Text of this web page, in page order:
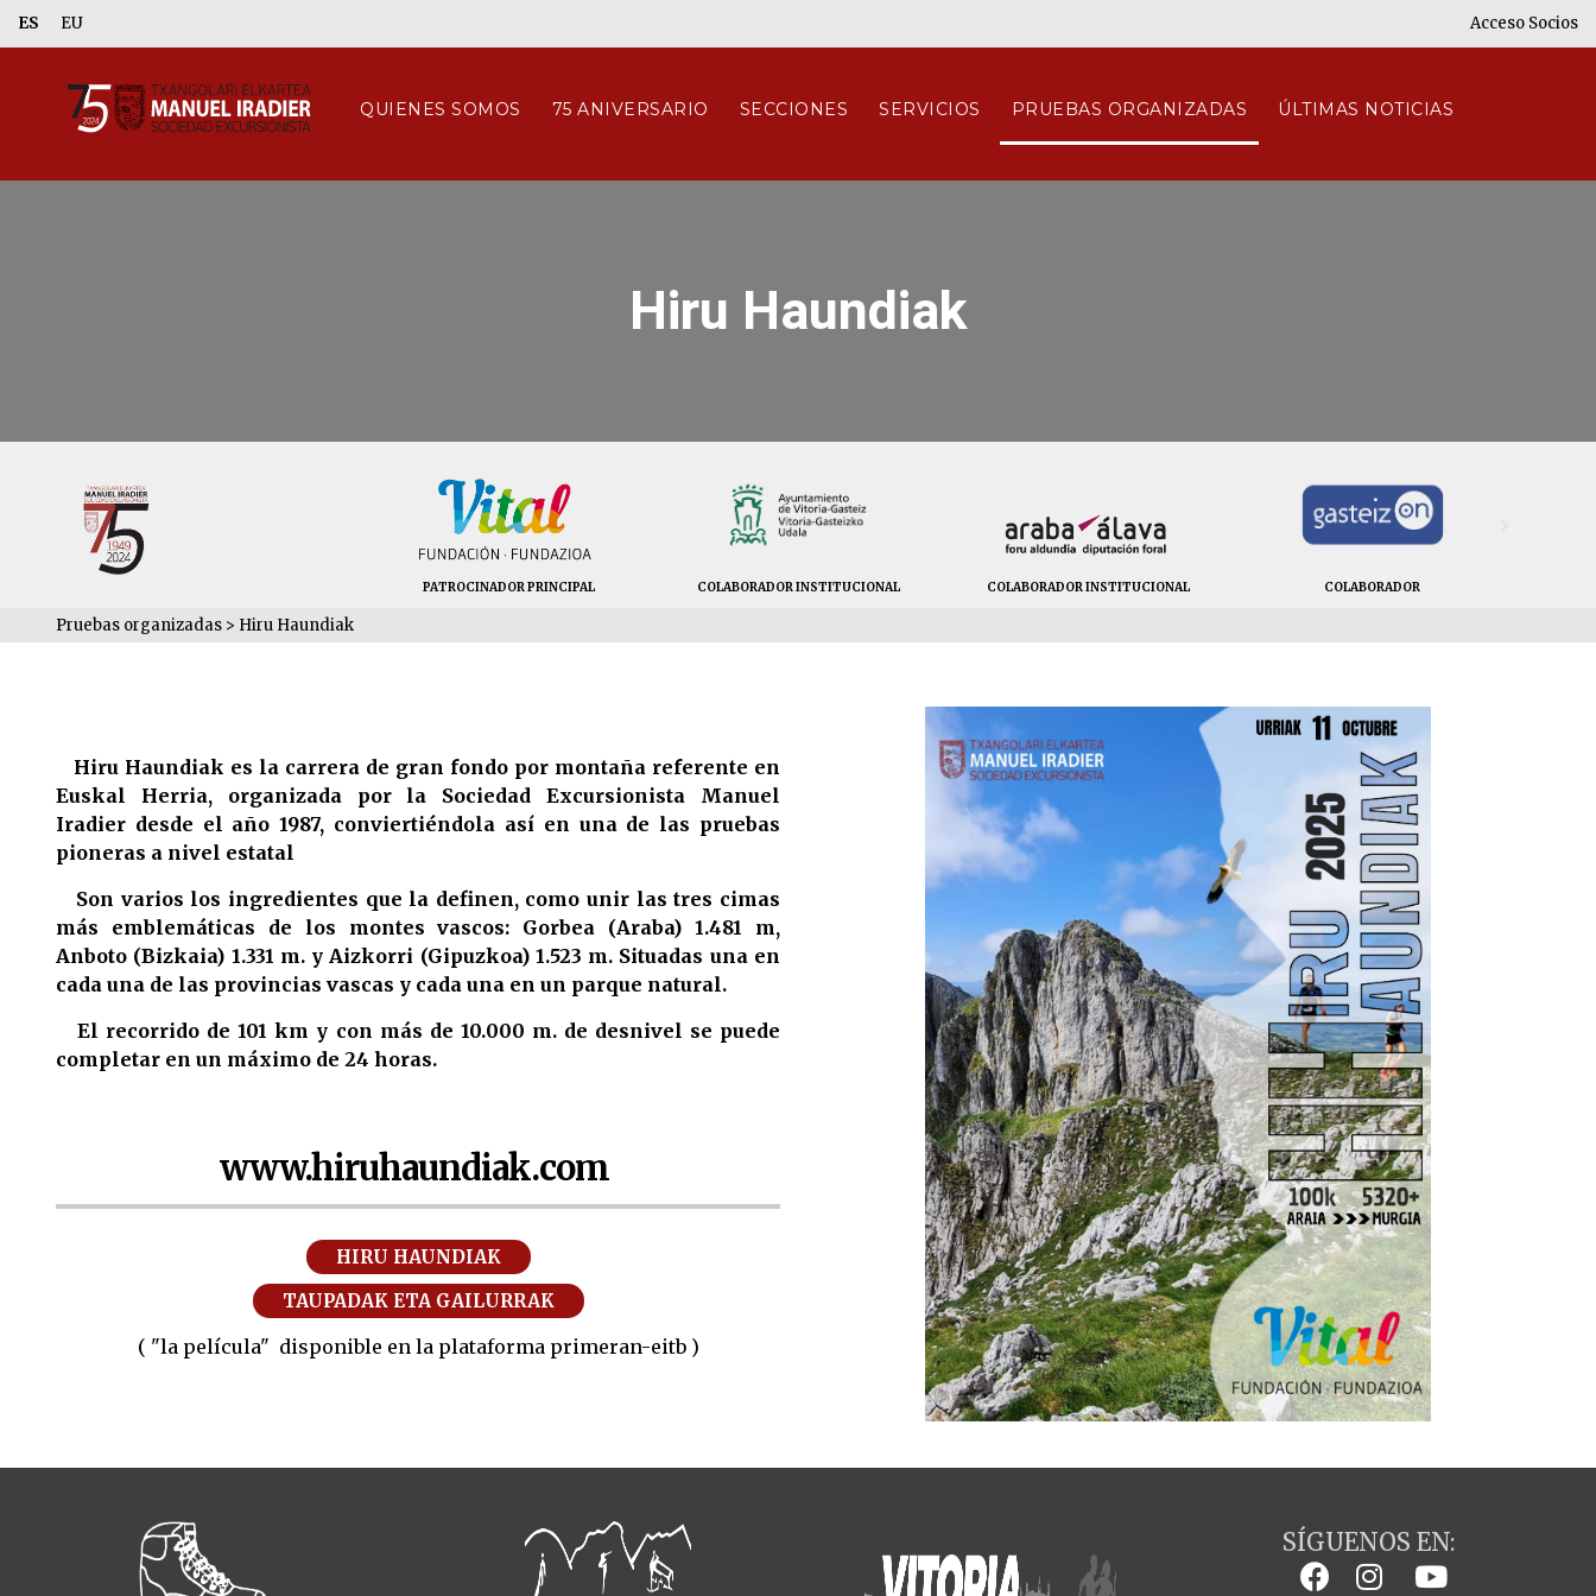
ES EU Acceso Socios
QUIENES SOMOS 75 ANIVERSARIO SECCIONES SERVICIOS PRUEBAS ORGANIZADAS ÚLTIMAS NOTICIAS
Hiru Haundiak
PATROCINADOR PRINCIPAL COLABORADOR INSTITUCIONAL COLABORADOR INSTITUCIONAL COLABORADOR
‹
Pruebas organizadas > Hiru Haundiak
Hiru Haundiak es la carrera de gran fondo por montaña referente en
Euskal Herria, organizada por la Sociedad Excursionista Manuel
Iradier desde el año 1987, conviertiéndola así en una de las pruebas
pioneras a nivel estatal
Son varios los ingredientes que la definen, como unir las tres cimas
más emblemáticas de los montes vascos: Gorbea (Araba) 1.481 m,
Anboto (Bizkaia) 1.331 m. y Aizkorri (Gipuzkoa) 1.523 m. Situadas una en
cada una de las provincias vascas y cada una en un parque natural.
El recorrido de 101 km y con más de 10.000 m. de desnivel se puede
completar en un máximo de 24 horas.
www.hiruhaundiak.com
HIRU HAUNDIAK
TAUPADAK ETA GAILURRAK
( "la película" disponible en la plataforma primeran-eitb )
SÍGUENOS EN: